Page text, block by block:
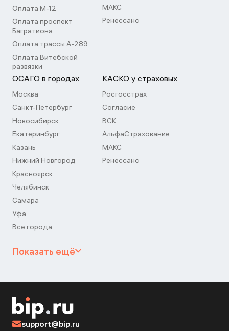
Оплата М-12
Оплата проспект
Багратиона
Оплата трассы А-289
Оплата Витебской
развязки
МАКС
Ренессанс
ОСАГО в городах
Москва
Санкт-Петербург
Новосибирск
Екатеринбург
Казань
Нижний Новгород
Красноярск
Челябинск
Самара
Уфа
Все города
КАСКО у страховых
Росгосстрах
Согласие
ВСК
АльфаСтрахование
МАКС
Ренессанс
Показать ещё
support@bip.ru